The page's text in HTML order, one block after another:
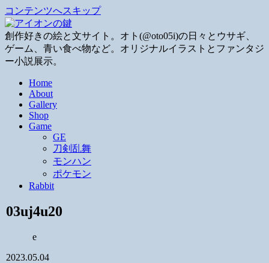
コンテンツへスキップ
創作好きの絵と文サイト。オト(@oto05i)の日々とウサギ、
ゲーム、青い食べ物など。オリジナルイラストとファンタジ
ー小説展示。
Home
About
Gallery
Shop
Game
GE
刀剣乱舞
モンハン
ポケモン
Rabbit
03uj4u20
e
2023.05.04